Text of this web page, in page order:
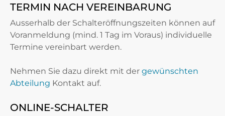
TERMIN NACH VEREINBARUNG
Ausserhalb der Schalteröffnungszeiten können auf
Voranmeldung (mind. 1 Tag im Voraus) individuelle
Termine vereinbart werden.
Nehmen Sie dazu direkt mit der gewünschten
Abteilung Kontakt auf.
ONLINE-SCHALTER